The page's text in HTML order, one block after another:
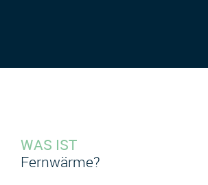
WAS IST
Fernwärme?